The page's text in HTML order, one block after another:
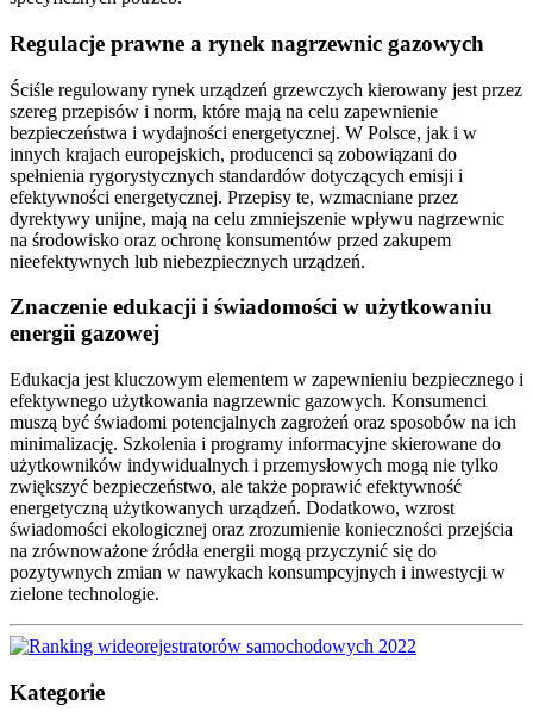
Regulacje prawne a rynek nagrzewnic gazowych
Ściśle regulowany rynek urządzeń grzewczych kierowany jest przez
szereg przepisów i norm, które mają na celu zapewnienie
bezpieczeństwa i wydajności energetycznej. W Polsce, jak i w
innych krajach europejskich, producenci są zobowiązani do
spełnienia rygorystycznych standardów dotyczących emisji i
efektywności energetycznej. Przepisy te, wzmacniane przez
dyrektywy unijne, mają na celu zmniejszenie wpływu nagrzewnic
na środowisko oraz ochronę konsumentów przed zakupem
nieefektywnych lub niebezpiecznych urządzeń.
Znaczenie edukacji i świadomości w użytkowaniu
energii gazowej
Edukacja jest kluczowym elementem w zapewnieniu bezpiecznego i
efektywnego użytkowania nagrzewnic gazowych. Konsumenci
muszą być świadomi potencjalnych zagrożeń oraz sposobów na ich
minimalizację. Szkolenia i programy informacyjne skierowane do
użytkowników indywidualnych i przemysłowych mogą nie tylko
zwiększyć bezpieczeństwo, ale także poprawić efektywność
energetyczną użytkowanych urządzeń. Dodatkowo, wzrost
świadomości ekologicznej oraz zrozumienie konieczności przejścia
na zrównoważone źródła energii mogą przyczynić się do
pozytywnych zmian w nawykach konsumpcyjnych i inwestycji w
zielone technologie.
Kategorie